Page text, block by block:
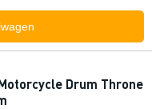
Drum Throne